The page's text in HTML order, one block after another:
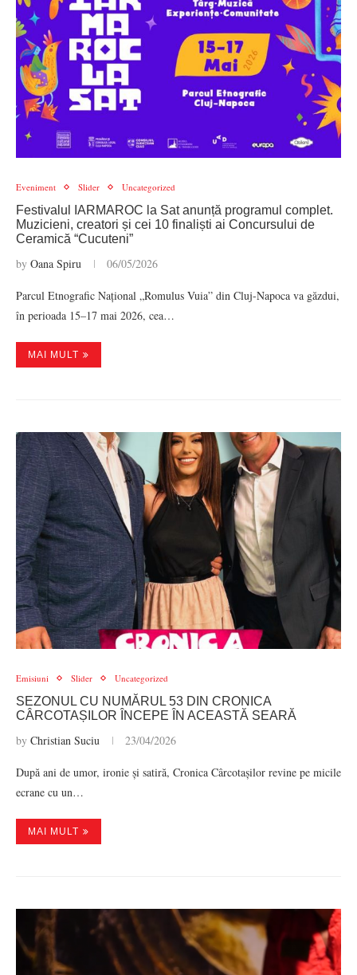
Eveniment Slider Uncategorized
Festivalul IARMAROC la Sat anunță programul complet.
Muzicieni, creatori și cei 10 finaliști ai Concursului de
Ceramică “Cucuteni”
by Oana Spiru 06/05/2026
Parcul Etnografic Național „Romulus Vuia” din Cluj-Napoca va găzdui,
în perioada 15–17 mai 2026, cea…
MAI MULT
Emisiuni Slider Uncategorized
SEZONUL CU NUMĂRUL 53 DIN CRONICA
CÂRCOTAȘILOR ÎNCEPE ÎN ACEASTĂ SEARĂ
by Christian Suciu 23/04/2026
După ani de umor, ironie și satiră, Cronica Cârcotașilor revine pe micile
ecrane cu un…
MAI MULT